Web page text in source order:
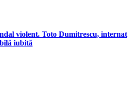
violent. Toto Dumitrescu, internat
iubită